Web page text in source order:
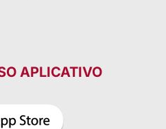
APLICATIVO